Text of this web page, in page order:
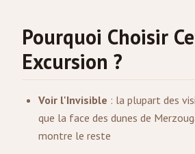
Pourquoi Choisir
Excursion ?
Voir l'Invisible : la plupart des
que la face des dunes de
montre le reste